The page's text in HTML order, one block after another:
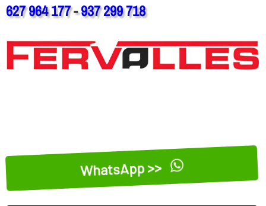
627 964 177-937 299 718
WhatsApp >>